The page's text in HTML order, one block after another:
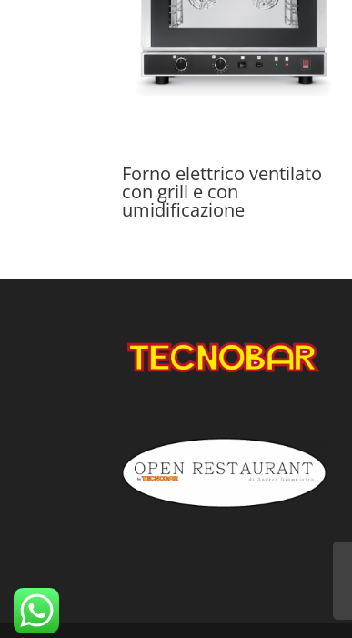
Forno elettrico ventilato
con grill e con
umidificazione